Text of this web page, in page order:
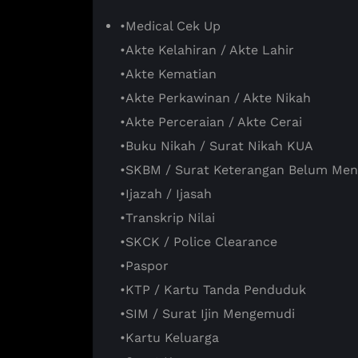
•Medical Cek Up
•Akte Kelahiran / Akte Lahir
•Akte Kematian
•Akte Perkawinan / Akte Nikah
•Akte Perceraian / Akte Cerai
•Buku Nikah / Surat Nikah KUA
•SKBM / Surat Keterangan Belum
•Ijazah / Ijasah
•Transkrip Nilai
•SKCK / Police Clearance
•Paspor
•KTP / Kartu Tanda Penduduk
•SIM / Surat Ijin Mengemudi
•Kartu Keluarga